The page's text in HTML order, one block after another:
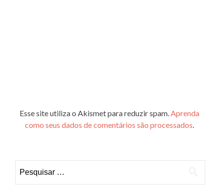
Esse site utiliza o Akismet para reduzir spam.Aprenda
como seus dados de comentários são processados.
por: